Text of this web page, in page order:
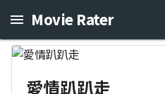
Movie Rater
愛情趴趴走